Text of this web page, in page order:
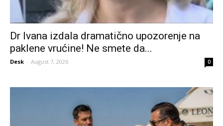
Dr Ivana izdala dramatično upozorenje na
paklene vrućine! Ne smete da...
Desk - August 7, 2026 0